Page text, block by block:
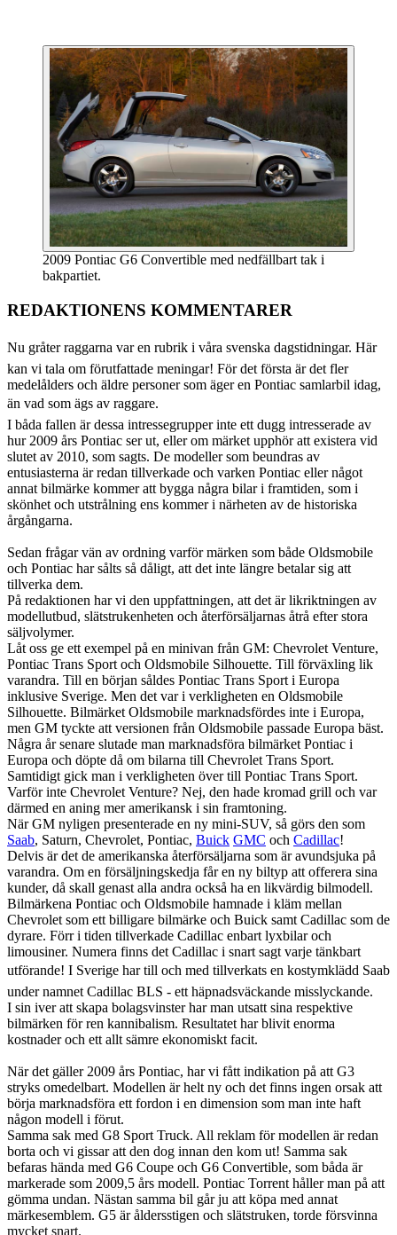
2009 Pontiac G6 Convertible med nedfällbart tak i
bakpartiet.
REDAKTIONENS KOMMENTARER
Nu gråter raggarna var en rubrik i våra svenska dagstidningar. Här
kan vi tala om förutfattade meningar! För det första är det fler
medelålders och äldre personer som äger en Pontiac samlarbil idag,
än vad som ägs av raggare.
I båda fallen är dessa intressegrupper inte ett dugg intresserade av
hur 2009 års Pontiac ser ut, eller om märket upphör att existera vid
slutet av 2010, som sagts. De modeller som beundras av
entusiasterna är redan tillverkade och varken Pontiac eller något
annat bilmärke kommer att bygga några bilar i framtiden, som i
skönhet och utstrålning ens kommer i närheten av de historiska
årgångarna.
Sedan frågar vän av ordning varför märken som både Oldsmobile
och Pontiac har sålts så dåligt, att det inte längre betalar sig att
tillverka dem.
På redaktionen har vi den uppfattningen, att det är likriktningen av
modellutbud, slätstrukenheten och återförsäljarnas åtrå efter stora
säljvolymer.
Låt oss ge ett exempel på en minivan från GM: Chevrolet Venture,
Pontiac Trans Sport och Oldsmobile Silhouette. Till förväxling lik
varandra. Till en början såldes Pontiac Trans Sport i Europa
inklusive Sverige. Men det var i verkligheten en Oldsmobile
Silhouette. Bilmärket Oldsmobile marknadsfördes inte i Europa,
men GM tyckte att versionen från Oldsmobile passade Europa bäst.
Några år senare slutade man marknadsföra bilmärket Pontiac i
Europa och döpte då om bilarna till Chevrolet Trans Sport.
Samtidigt gick man i verkligheten över till Pontiac Trans Sport.
Varför inte Chevrolet Venture? Nej, den hade kromad grill och var
därmed en aning mer amerikansk i sin framtoning.
När GM nyligen presenterade en ny mini-SUV, så görs den som
Saab, Saturn, Chevrolet, Pontiac, Buick GMC och Cadillac!
Delvis är det de amerikanska återförsäljarna som är avundsjuka på
varandra. Om en försäljningskedja får en ny biltyp att offerera sina
kunder, då skall genast alla andra också ha en likvärdig bilmodell.
Bilmärkena Pontiac och Oldsmobile hamnade i kläm mellan
Chevrolet som ett billigare bilmärke och Buick samt Cadillac som de
dyrare. Förr i tiden tillverkade Cadillac enbart lyxbilar och
limousiner. Numera finns det Cadillac i snart sagt varje tänkbart
utförande! I Sverige har till och med tillverkats en kostymklädd Saab
under namnet Cadillac BLS - ett häpnadsväckande misslyckande.
I sin iver att skapa bolagsvinster har man utsatt sina respektive
bilmärken för ren kannibalism. Resultatet har blivit enorma
kostnader och ett allt sämre ekonomiskt facit.
När det gäller 2009 års Pontiac, har vi fått indikation på att G3
stryks omedelbart. Modellen är helt ny och det finns ingen orsak att
börja marknadsföra ett fordon i en dimension som man inte haft
någon modell i förut.
Samma sak med G8 Sport Truck. All reklam för modellen är redan
borta och vi gissar att den dog innan den kom ut! Samma sak
befaras hända med G6 Coupe och G6 Convertible, som båda är
markerade som 2009,5 års modell. Pontiac Torrent håller man på att
gömma undan. Nästan samma bil går ju att köpa med annat
märkesemblem. G5 är åldersstigen och slätstruken, torde försvinna
mycket snart.